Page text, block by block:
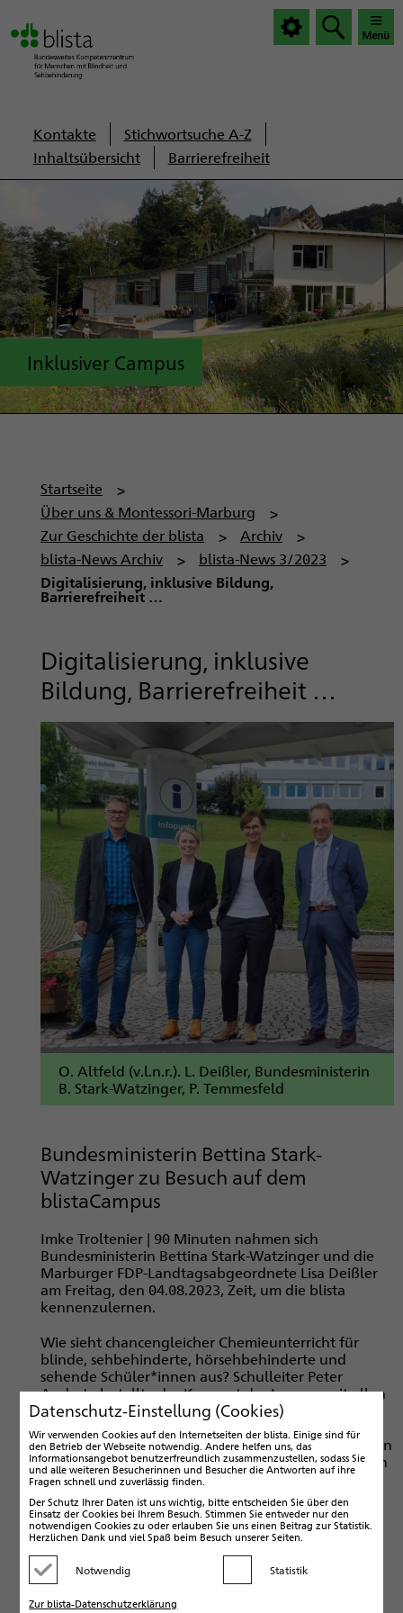
Servicenavigation
Kontakte
Stichwortsuche A-Z
Inhaltsübersicht
Barrierefreiheit
Inklusiver Campus
P
f
a
d
n
a
g
a
t
o
n
Startseite
Über uns & Montessori-Marburg
Zur Geschichte der blista
Archiv
blista-News Archiv
blista-News 3/2023
Digitalisierung, inklusive Bildung,
Barrierefreiheit …
Digitalisierung, inklusive
Bildung, Barrierefreiheit …
O. Altfeld (v.l.n.r.). L. Deißler, Bundesministerin
B. Stark-Watzinger, P. Temmesfeld
Bundesministerin Bettina Stark-
Watzinger zu Besuch auf dem
blistaCampus
Imke Troltenier | 90 Minuten nahmen sich
Bundesministerin Bettina Stark-Watzinger und die
Marburger FDP-Landtagsabgeordnete Lisa Deißler
am Freitag, den 04.08.2023, Zeit, um die blista
kennenzulernen.
Wie sieht chancengleicher Chemieunterricht für
blinde, sehbehinderte, hörsehbehinderte und
sehende Schüler*innen aus? Schulleiter Peter
Audretsch stellte das Konzept des Lernens mit allen
Sinnen vor, das alle Schüler*innen der Carl- Strehl-
Schule (CSS) in die Lage versetzt, selbst aktiv zu
experimentieren. Das komme bei den jungen Leuten
so gut an, dass der Leistungskurs Chemie inzwischen
zu den beliebtesten Kursangeboten in der
Oberstufe zähle, erklärte Peter Audretsch.
Wie lassen sich die großen, neuen, digitalen Tafeln
für den Unterricht blinder und sehbehinderter
Schüler*innen nutzen? Chancengleiches digitales
Lernen an der CSS stellte Englischlehrer Jens Flach
vor. Die an der blista eigens aufgesetzte Software
Datenschutz-Einstellung (Cookies)
Wir verwenden Cookies auf den Internetseiten der blista. Einige sind für
den Betrieb der Webseite notwendig. Andere helfen uns, das
Informationsangebot benutzerfreundlich zusammenzustellen, sodass Sie
und alle weiteren Besucherinnen und Besucher die Antworten auf ihre
Fragen schnell und zuverlässig finden.
Der Schutz Ihrer Daten ist uns wichtig, bitte entscheiden Sie über den
Einsatz der Cookies bei Ihrem Besuch. Stimmen Sie entweder nur den
notwendigen Cookies zu oder erlauben Sie uns einen Beitrag zur Statistik.
Herzlichen Dank und viel Spaß beim Besuch unserer Seiten.
Notwendig Statistik
Zur blista-Datenschutzerklärung